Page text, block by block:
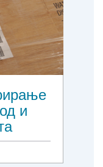
и